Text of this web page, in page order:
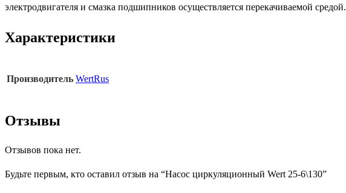
электродвигателя и смазка подшипников осуществляется перекачиваемой средой.
Характеристики
Производитель WertRus
Отзывы
Отзывов пока нет.
Будьте первым, кто оставил отзыв на “Насос циркуляционный Wert 25-6\130”